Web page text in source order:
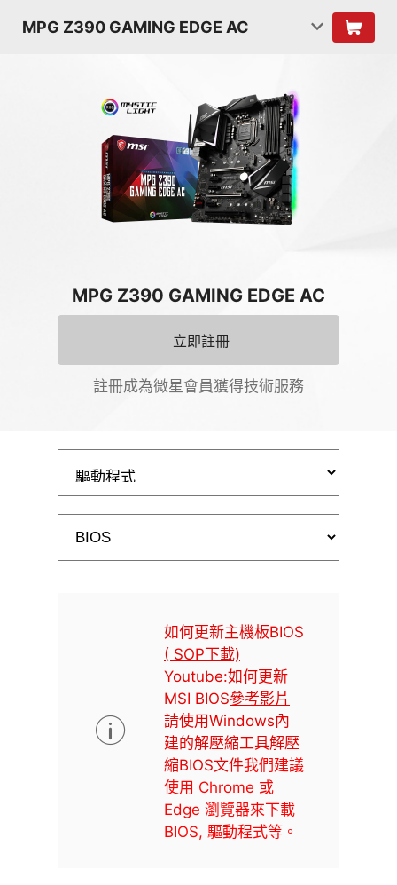
MPG Z390 GAMING EDGE AC
MPG Z390 GAMING EDGE AC
立即註冊
註冊成為微星會員獲得技術服務
如何更新主機板BIOS
( SOP下載)
Youtube:如何更新
MSI BIOS參考影片
請使用Windows內
建的解壓縮工具解壓
縮BIOS文件我們建議
使用 Chrome 或
Edge 瀏覽器來下載
BIOS, 驅動程式等。